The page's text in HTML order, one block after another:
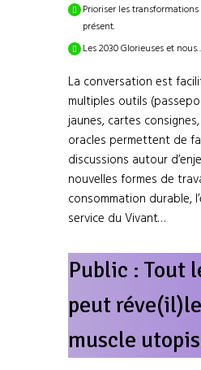
Prioriser les
présent.
Les 2030 Glorieuses et
La conversation est
multiples outils
jaunes, cartes
oracles permettent de
discussions autour
nouvelles formes de
consommation durable,
service du Vivant…
Public : Tout
peut
muscle